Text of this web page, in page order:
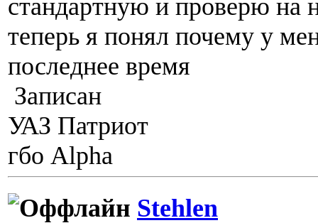
стандартную и проверю на
теперь я понял почему у
последнее время
Записан
УАЗ Патриот
гбо Alpha
Stehlen